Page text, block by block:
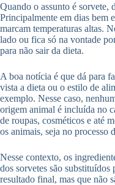
Quando o assunto é sorvete,
Principalmente em dias bem
marcam temperaturas altas.
lado ou fica só na vontade
para não sair da dieta.
A boa notícia é que dá para
vista a dieta ou o estilo de
exemplo. Nesse caso,
origem animal é incluída no
de roupas, cosméticos e até
os animais, seja no processo
Nesse contexto, os
dos sorvetes são
resultado final, mas que não